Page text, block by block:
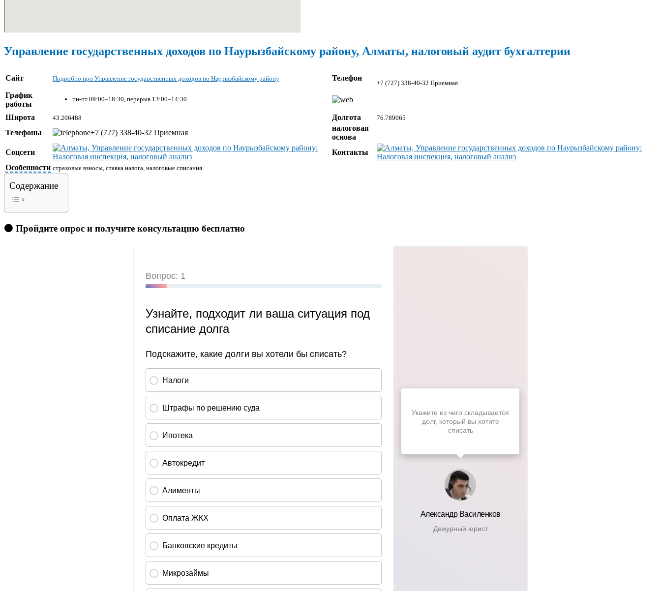
Управление государственных доходов по Наурызбайскому району, Алматы, налоговый аудит бухгалтерии
Сайт Подробно про Управление государственных доходов по Наурызбайскому району Телефон
+7 (727) 338-40-32 Приемная
График
работы
пн-пт 09:00–18:30, перерыв 13:00–14:30
Широта 43.206488 Долгота 76.789065
Телефоны +7 (727) 338-40-32 Приемная
налоговая
основа
Соцсети
Контакты
Особенности страховые взносы, ставка налога, налоговые списания
Содержание
🟠 Пройдите опрос и получите консультацию бесплатно